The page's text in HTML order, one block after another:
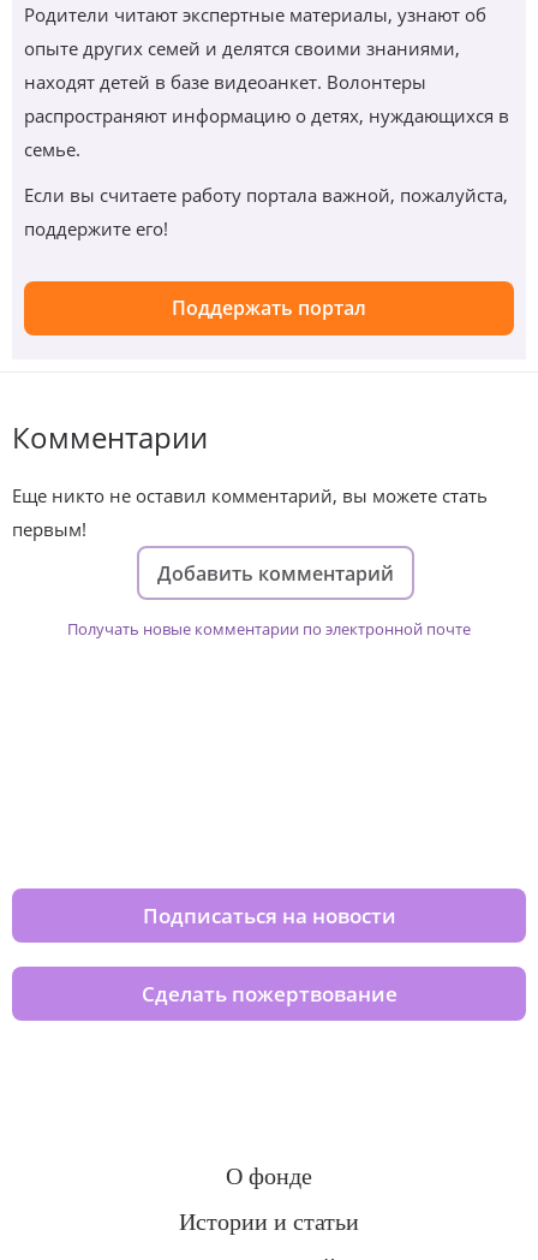
Родители читают экспертные материалы, узнают об
опыте других семей и делятся своими знаниями,
находят детей в базе видеоанкет. Волонтеры
распространяют информацию о детях, нуждающихся в
семье.
Если вы считаете работу портала важной, пожалуйста,
поддержите его!
Поддержать портал
Комментарии
Еще никто не оставил комментарий, вы можете стать
первым!
Добавить комментарий
Получать новые комментарии по электронной почте
Подписаться на новости
Сделать пожертвование
О фонде
Истории и статьи